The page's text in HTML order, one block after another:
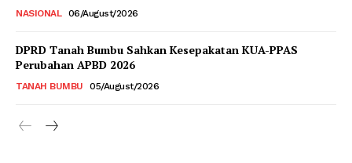
NASIONAL 06/August/2026
DPRD Tanah Bumbu Sahkan Kesepakatan KUA-PPAS
Perubahan APBD 2026
TANAH BUMBU 05/August/2026